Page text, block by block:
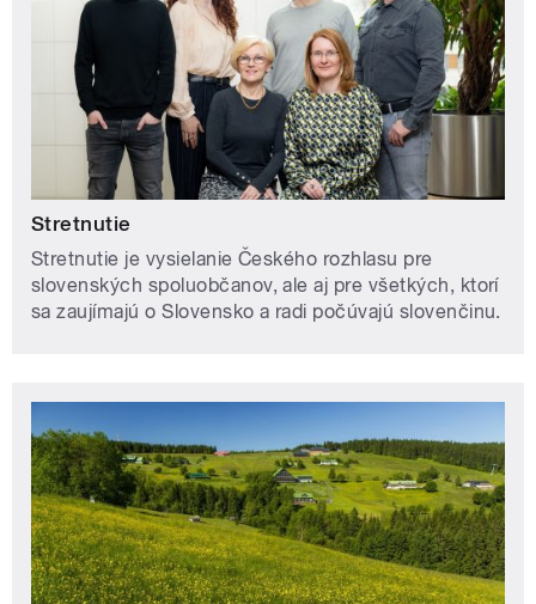
Stretnutie
Stretnutie je vysielanie Českého rozhlasu pre
slovenských spoluobčanov, ale aj pre všetkých, ktorí
sa zaujímajú o Slovensko a radi počúvajú slovenčinu.